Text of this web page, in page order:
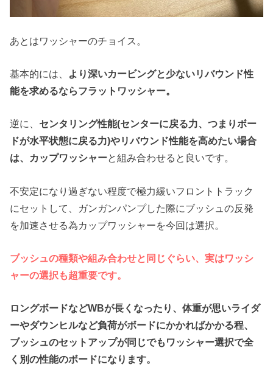
あとはワッシャーのチョイス。
基本的には、 より深いカービングと少ないリバウンド性
能を求めるならフラットワッシャー。
逆に、 センタリング性能(センターに戻る力、つまりボー
ドが水平状態に戻る力)やリバウンド性能を高めたい場合
は、カップワッシャーと組み合わせると良いです。
不安定になり過ぎない程度で極力緩いフロントトラック
にセットして、ガンガンパンプした際にブッシュの反発
を加速させる為カップワッシャーを今回は選択。
ブッシュの種類や組み合わせと同じぐらい、実はワッシ
ャーの選択も超重要です。
ロングボードなどWBが長くなったり、体重が思いライダ
ーやダウンヒルなど負荷がボードにかかればかかる程、
ブッシュのセットアップが同じでもワッシャー選択で全
く別の性能のボードになります。